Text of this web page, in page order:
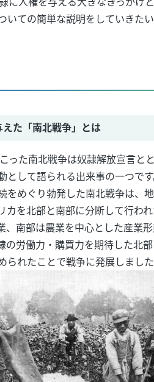
いての簡単な説明をしていきた
た「南北戦争」とは
った南北戦争は奴隷解放宣言と
として語られる出来事の一つで
をめぐり勃発した南北戦争は、
カを北部と南部に分断して行わ
、南部は農業を中心とした産業
の労働力・購買力を期待した北
られたことで戦争に発展しまし